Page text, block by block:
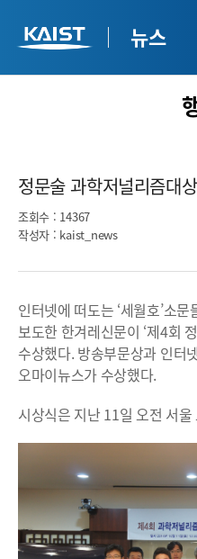
뉴스
정문술 과학저널리즘대
조회수 : 14367
작성자 : kaist_news
인터넷에 떠도는 ‘세월호’소
보도한 한겨레신문이 ‘제4회
수상했다. 방송부문상과 인터
오마이뉴스가 수상했다.
시상식은 지난 11일 오전 서